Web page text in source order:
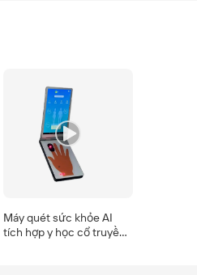
Máy quét sức khỏe AI
tích hợp y học cổ truyền